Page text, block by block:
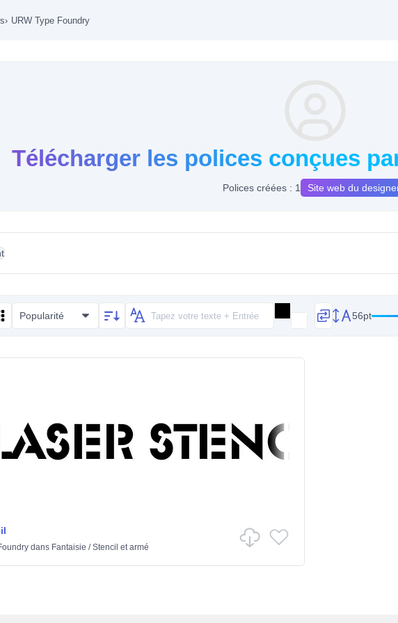
› URW Type Foundry
Télécharger les polices conçues
Polices créées : 1 Site web du
Popularité 56pt
dans Fantaisie /Stencil et armé